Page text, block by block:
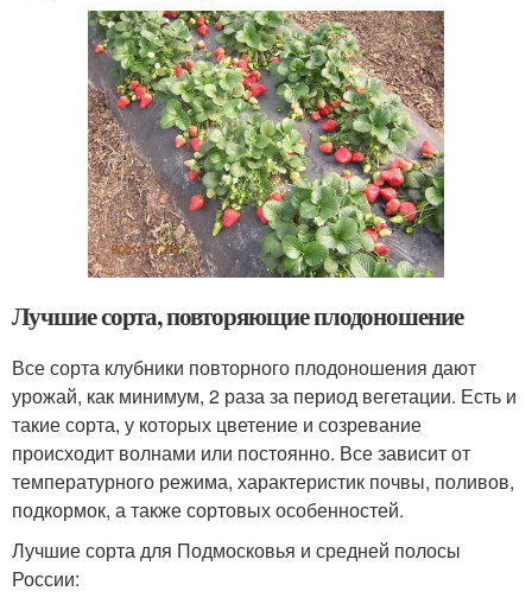
Лучшие сорта, повторяющие плодоношение
Все сорта клубники повторного плодоношения дают
урожай, как минимум, 2 раза за период вегетации. Есть и
такие сорта, у которых цветение и созревание
происходит волнами или постоянно. Все зависит от
температурного режима, характеристик почвы, поливов,
подкормок, а также сортовых особенностей.
Лучшие сорта для Подмосковья и средней полосы
России: